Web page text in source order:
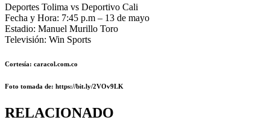
Deportes Tolima vs Deportivo Cali
Fecha y Hora: 7:45 p.m – 13 de mayo
Estadio: Manuel Murillo Toro
Televisión: Win Sports
Cortesía: caracol.com.co
Foto tomada de: https://bit.ly/2VOv9LK
RELACIONADO